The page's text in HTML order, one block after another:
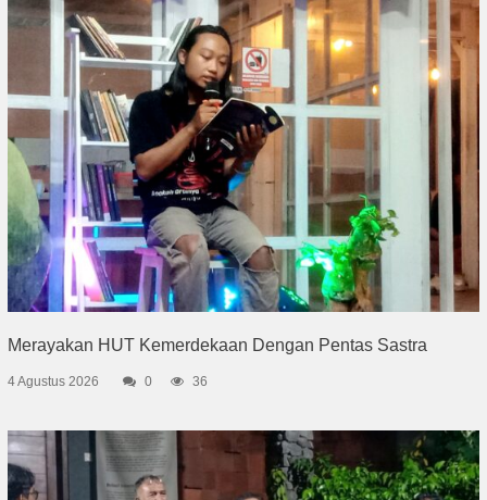
Merayakan HUT Kemerdekaan Dengan Pentas Sastra
4 Agustus 2026 0 36